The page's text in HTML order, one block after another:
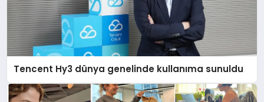
Tencent Hy3 dünya genelinde kullanıma sunuldu